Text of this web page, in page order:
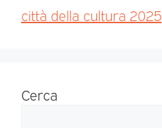
città della cultura 2025
Cerca